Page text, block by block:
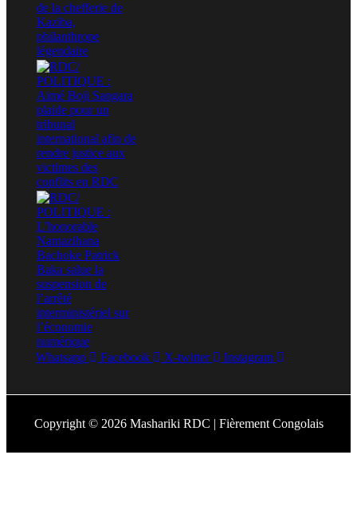
Whatsapp Facebook X-twitter Instagram
Copyright © 2026 Mashariki RDC | Fièrement Congolais